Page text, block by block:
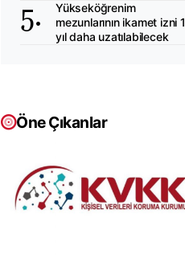
Yükseköğrenim
mezunlarının ikamet izni 1
yıl daha uzatılabilecek
Öne Çıkanlar